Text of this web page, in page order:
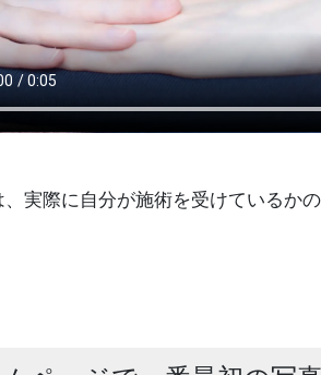
、実際に自分が施術を受けているか